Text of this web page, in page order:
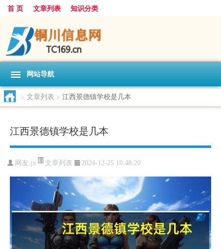
首 页 文章列表 知识分类
网站导航
> 文章列表 > 江西景德镇学校是几本
江西景德镇学校是几本
网友:jx 文章列表 2024-12-25 10:48:20